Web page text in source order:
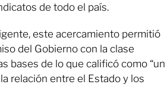
de todo el país.
este acercamiento permitió
del Gobierno con la clase
bases de lo que calificó como “un
relación entre el Estado y los